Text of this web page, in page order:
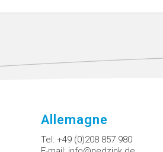
Allemagne
Tel: +49 (0)208 857 980